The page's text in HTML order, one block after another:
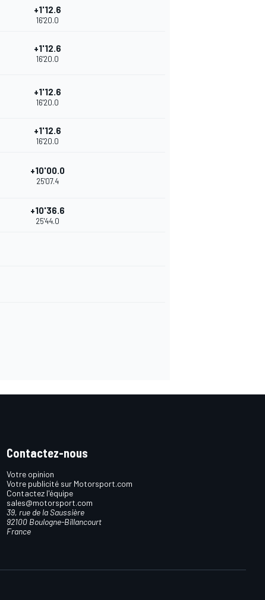
+1'12.6
16'20.0
+1'12.6
16'20.0
+1'12.6
16'20.0
+1'12.6
16'20.0
+10'00.0
25'07.4
+10'36.6
25'44.0
Contactez-nous
Votre opinion
Votre publicité sur Motorsport.com
Contactez l'équipe
sales@motorsport.com
39, rue de la Saussière
92100 Boulogne-Billancourt
France